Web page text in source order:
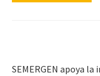
SEMERGEN apoya